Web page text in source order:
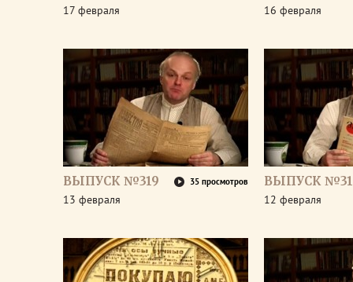
17 февраля 16 февраля
ВЫПУСК №319 35 просмотров
13 февраля
ВЫПУСК
12 февраля